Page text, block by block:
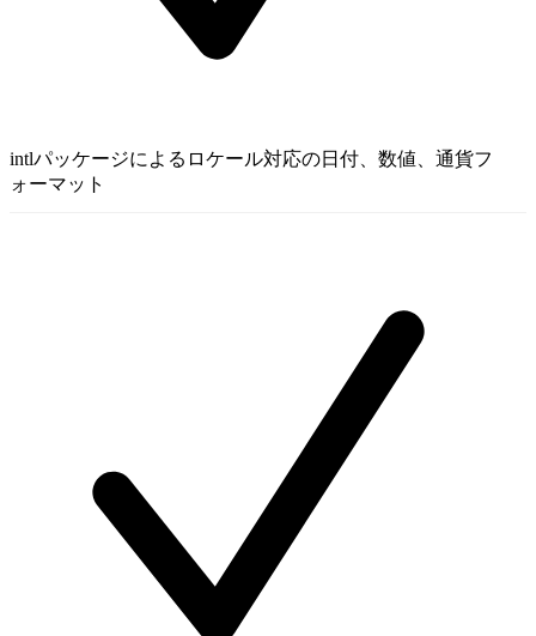
intlパッケージによるロケール対応の日付、数値、通貨フ
ォーマット